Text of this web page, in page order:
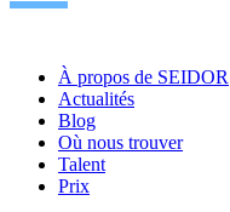
À propos de SEIDOR
Actualités
Blog
Où nous trouver
Talent
Prix